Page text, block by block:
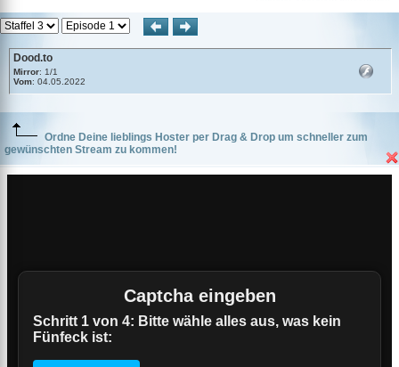
Dood.to
Mirror: 1/1
Vom: 04.05.2022
Ordne Deine lieblings Hoster per Drag & Drop um schneller zum
gewünschten Stream zu kommen!